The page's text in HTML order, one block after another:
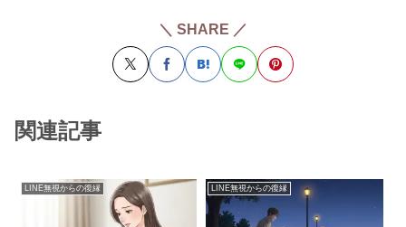
＼ SHARE ／
関連記事
LINE無視からの復縁 LINE無視からの復縁